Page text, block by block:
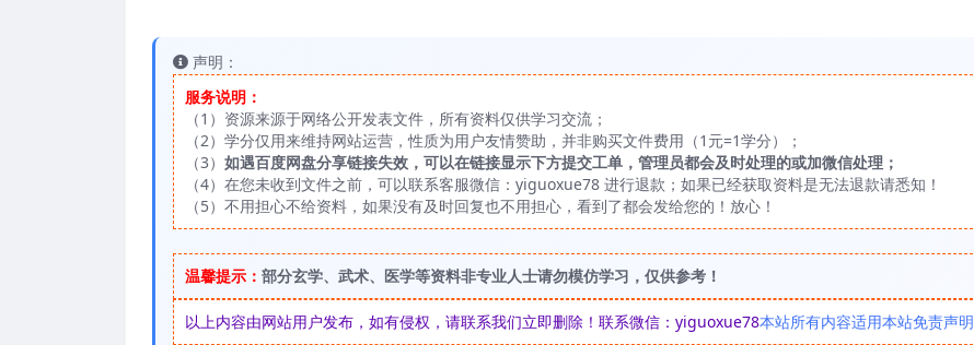
声明：
服务说明：
（1）资源来源于网络公开发表文件，所有资料仅供学习交流；
（2）学分仅用来维持网站运营，性质为用户友情赞助，并非购买文件费用（1元=1学分）；
（3） 如遇百度网盘分享链接失效，可以在链接显示下方提交工单，管理员都会及时处理的或加微信处理；
（4）在您未收到文件之前，可以联系客服微信：yiguoxue78 进行退款；如果已经获取资料是无法退款请悉知！
（5）不用担心不给资料，如果没有及时回复也不用担心，看到了都会发给您的！放心！
温馨提示： 部分玄学、武术、医学等资料非专业人士请勿模仿学习，仅供参考！
以上内容由网站用户发布，如有侵权，请联系我们立即删除！联系微信：yiguoxue78本站所有内容适用本站免责声明